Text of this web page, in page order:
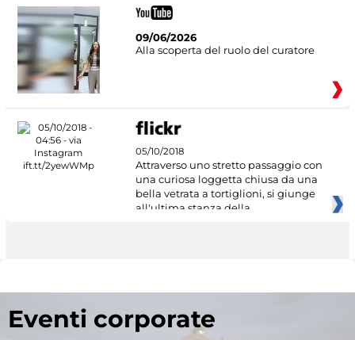
09/06/2026
Alla scoperta del ruolo del curatore
05/10/2018
Attraverso uno stretto passaggio con
una curiosa loggetta chiusa da una
bella vetrata a tortiglioni, si giunge
all'ultima stanza della
Eventi corporate